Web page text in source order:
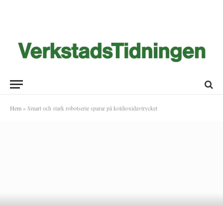
Hem » Smart och stark robotserie sparar på koldioxidavtrycket